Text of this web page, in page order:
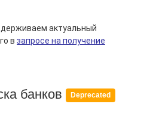
актуальный
в запросе на получение
банков Deprecated